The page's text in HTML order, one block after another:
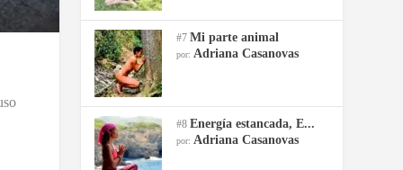
#7Mi parte animal
por: Adriana Casanovas
#8Energía estancada, E...
por: Adriana Casanovas